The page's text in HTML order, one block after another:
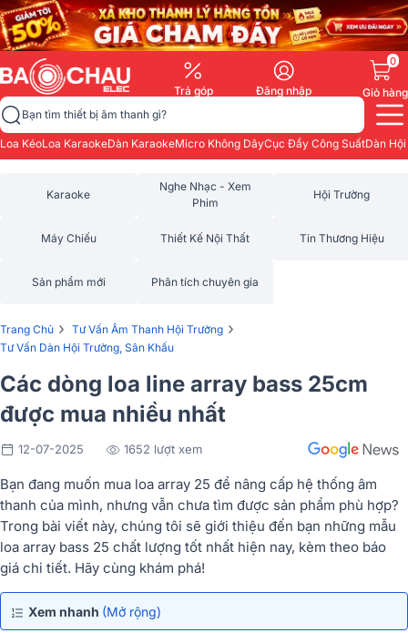
Trả góp Đăng nhập
0
Giỏ hàng
Bạn tìm thiết bị âm thanh gì?
Loa KéoLoa KaraokeDàn KaraokeMicro Không DâyCục Đẩy Công SuấtDàn
Karaoke
Nghe Nhạc - Xem
Phim
Hội Trường
Máy Chiếu Thiết Kế Nội Thất Tin Thương Hiệu
Sản phẩm mới Phân tích chuyên gia
Trang Chủ › Tư Vấn Âm Thanh Hội Trường ›
Tư Vấn Dàn Hội Trường, Sân Khấu
Các dòng loa line array bass 25cm
được mua nhiều nhất
12-07-2025 1652 lượt xem
Bạn đang muốn mua loa array 25 để nâng cấp hệ thống âm
thanh của mình, nhưng vẫn chưa tìm được sản phẩm phù hợp?
Trong bài viết này, chúng tôi sẽ giới thiệu đến bạn những mẫu
loa array bass 25 chất lượng tốt nhất hiện nay, kèm theo báo
giá chi tiết. Hãy cùng khám phá!
Xem nhanh (Mở rộng)